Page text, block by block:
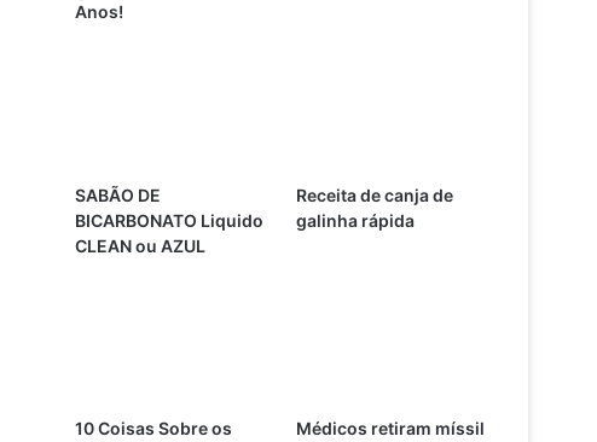
Anos!
SABÃO DE
BICARBONATO Liquido
CLEAN ou AZUL
Receita de canja de
galinha rápida
10 Coisas Sobre os
Médicos retiram míssil